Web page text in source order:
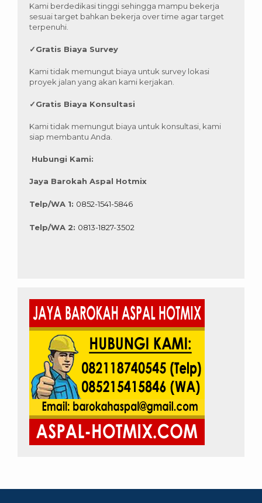
Kami berdedikasi tinggi sehingga mampu bekerja
sesuai target bahkan bekerja over time agar target
terpenuhi.
✓Gratis Biaya Survey
Kami tidak memungut biaya untuk survey lokasi
proyek jalan yang akan kami kerjakan.
✓Gratis Biaya Konsultasi
Kami tidak memungut biaya untuk konsultasi, kami
siap membantu Anda.
Hubungi Kami:
Jaya Barokah Aspal Hotmix
Telp/WA 1: 0852-1541-5846
Telp/WA 2: 0813-1827-3502